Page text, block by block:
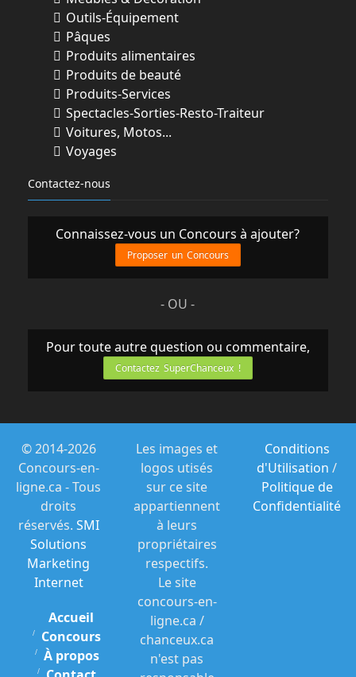
Outils-Équipement
Pâques
Produits alimentaires
Produits de beauté
Produits-Services
Spectacles-Sorties-Resto-Traiteur
Voitures, Motos...
Voyages
Contactez-nous
Connaissez-vous un Concours à ajouter?
Proposer un Concours
- OU -
Pour toute autre question ou commentaire,
Contactez SuperChanceux !
© 2014-2026
Concours-en-
ligne.ca - Tous
droits
réservés. SMI
Solutions
Marketing
Internet
Accueil
Concours
À propos
Les images et
logos utisés
sur ce site
appartiennent
à leurs
propriétaires
respectifs.
Le site
concours-en-
ligne.ca /
chanceux.ca
n'est pas
Conditions
d'Utilisation /
Politique de
Confidentialité